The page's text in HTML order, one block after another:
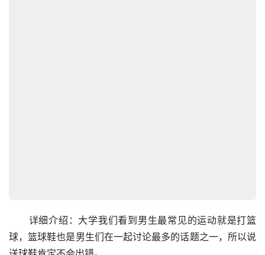
详细介绍：大学我们看到男生最常见的运动就是打篮
球，篮球鞋也是男生们在一起讨论最多的话题之一，所以说